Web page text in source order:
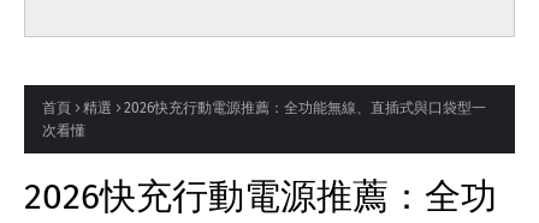
首頁 精選
2026快充行動電源推薦：全功能無線、直插式與口袋型一
次看懂
2026快充行動電源推薦：全功